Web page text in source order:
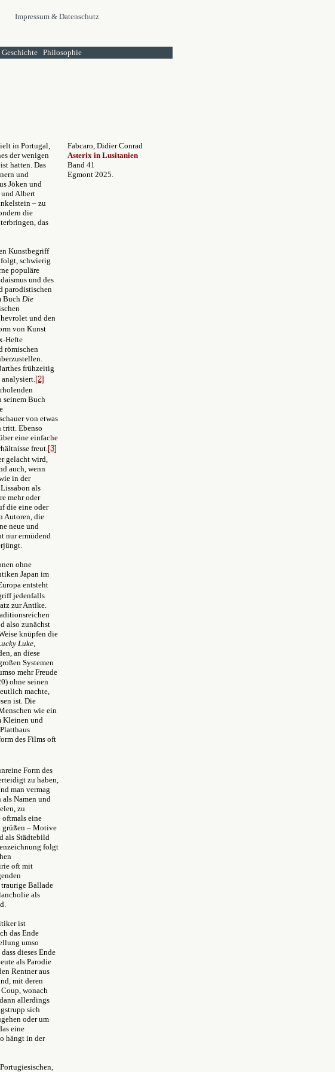
Impressum & Datenschutz
Geschichte Philosophie
in Portugal,
der wenigen
hatten. Das
und
Jöken und
und Albert
– zu
die
das
Kunstbegriff
schwierig
populäre
und des
parodistischen
Buch Die
und den
von Kunst
Hefte
römischen
frühzeitig
analysiert.[2]
seinem Buch
von etwas
tritt. Ebenso
eine einfache
freut.[3]
gelacht wird,
auch, wenn
in der
als
mehr oder
die eine oder
Autoren, die
neue und
nur ermüdend
ohne
Japan im
entsteht
jedenfalls
zur Antike.
also zunächst
knüpfen die
Luke,
an diese
Systemen
mehr Freude
ohne seinen
machte,
ist. Die
wie ein
Kleinen und
des Films oft
Form des
zu haben,
man vermag
als Namen und
zu
oftmals eine
grüßen – Motive
als Städtebild
folgt
oft mit
Ballade
als
ist
das Ende
umso
dieses Ende
als Parodie
Rentner aus
mit deren
wonach
allerdings
sich
oder um
eine
hängt in der
Fabcaro, Didier Conrad
Asterix in Lusitanien
Band 41
Egmont 2025.